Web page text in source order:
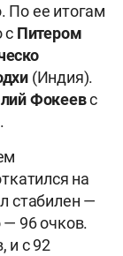
По ее итогам
с Питером
(Индия).
Фокеевс
на
стабилен —
— 96 очков.
и с 92